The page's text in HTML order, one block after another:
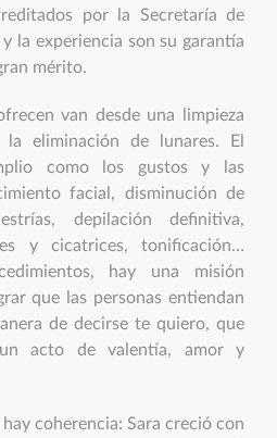
por la Secretaría de
la experiencia son su garantía
mérito.
van desde una limpieza
eliminación de lunares. El
como los gustos y las
facial, disminución de
depilación definitiva,
y cicatrices, tonificación…
hay una misión
que las personas entiendan
de decirse te quiero, que
acto de valentía, amor y
coherencia: Sara creció con